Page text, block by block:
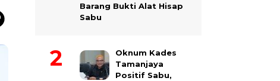
Barang Bukti Alat Hisap
Sabu
Oknum Kades
Tamanjaya
Positif Sabu,